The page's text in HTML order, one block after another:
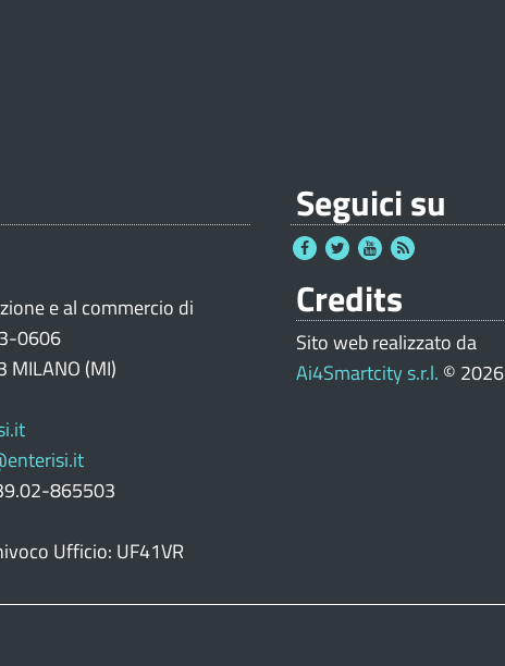
e al commercio di
0606
MILANO (MI)
865503
Ufficio: UF41VR
Seguici su
Credits
Sito web realizzato da
Ai4Smartcity s.r.l. © 2026